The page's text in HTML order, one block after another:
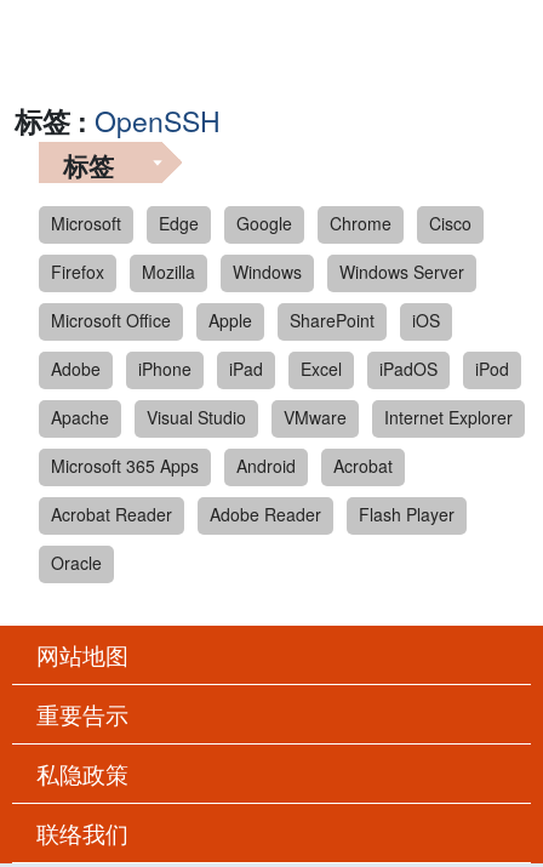
标签 : OpenSSH
标签
Microsoft Edge Google Chrome
Cisco
Firefox
Mozilla Windows
Windows Server
Microsoft Office
Apple SharePoint
iOS
Adobe
iPhone iPad Excel iPadOS
iPod
Apache
Visual Studio VMware
Internet Explorer
Microsoft 365 Apps
Android
Acrobat
Acrobat Reader
Adobe Reader
Flash Player
Oracle
网站地图
重要告示
私隐政策
联络我们